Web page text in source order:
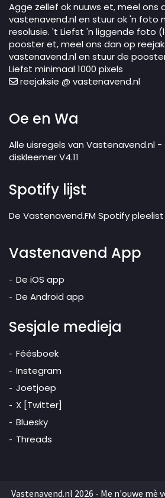
Agge zellef ok nuuws et, meel ons
vastenavend.nl en stuur ok 'n foto
resolusie. 't Liefst 'n liggende foto
pooster et, meel ons dan op
vastenavend.nl en stuur de
Liefst minimaal 1000 pixels
reejaksie @ vastenavend.nl
Oe en Wa
Alle uisregels van Vastenavend.nl -
diskleemer V4.11
Spotify lijst
De Vastenavend.FM Spotify pleelist
Vastenavend App
De iOS app
De Android app
Sesjale medieja
Féésboek
Instegram
Joetjoep
X [Twitter]
Bluesky
Threads
Vastenavend.nl 2026 - Me n'ouwe mè